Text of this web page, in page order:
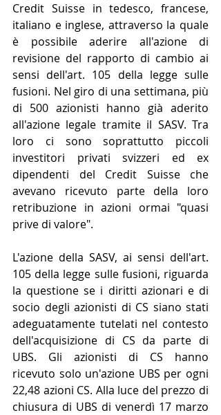
Credit Suisse in tedesco, francese,
italiano e inglese, attraverso la quale
è possibile aderire all'azione di
revisione del rapporto di cambio ai
sensi dell'art. 105 della legge sulle
fusioni. Nel giro di una settimana, più
di 500 azionisti hanno già aderito
all'azione legale tramite il SASV. Tra
loro ci sono soprattutto piccoli
investitori privati svizzeri ed ex
dipendenti del Credit Suisse che
avevano ricevuto parte della loro
retribuzione in azioni ormai "quasi
prive di valore".
L'azione della SASV, ai sensi dell'art.
105 della legge sulle fusioni, riguarda
la questione se i diritti azionari e di
socio degli azionisti di CS siano stati
adeguatamente tutelati nel contesto
dell'acquisizione di CS da parte di
UBS. Gli azionisti di CS hanno
ricevuto solo un'azione UBS per ogni
22,48 azioni CS. Alla luce del prezzo di
chiusura di UBS di venerdì 17 marzo